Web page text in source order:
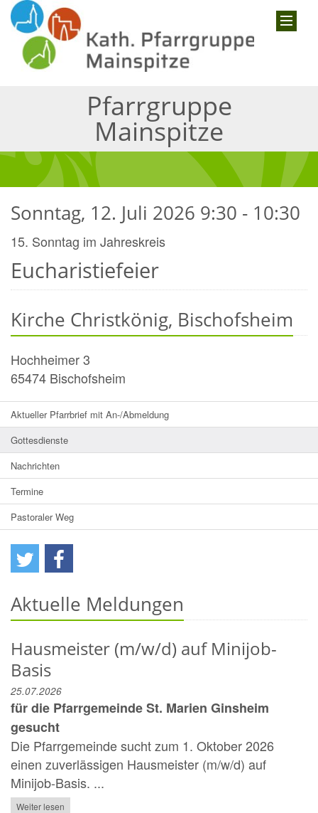
Pfarrgruppe
Mainspitze
Eucharistiefeier
Sonntag, 12. Juli 2026 9:30 - 10:30
15. Sonntag im Jahreskreis
Kirche Christkönig, Bischofsheim
Hochheimer 3
65474 Bischofsheim
Aktueller Pfarrbrief mit An-/Abmeldung
Gottesdienste
Nachrichten
Termine
Pastoraler Weg
Aktuelle Meldungen
Hausmeister (m/w/d) auf Minijob-
Basis
25.07.2026
für die Pfarrgemeinde St. Marien Ginsheim
gesucht
Die Pfarrgemeinde sucht zum 1. Oktober 2026
einen zuverlässigen Hausmeister (m/w/d) auf
Minijob-Basis. ...
Weiter lesen